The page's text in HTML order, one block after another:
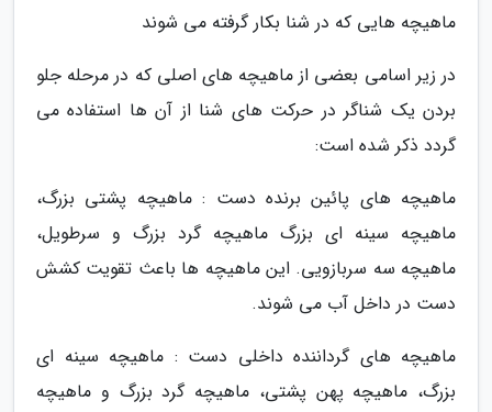
ماهیچه هایی که در شنا بکار گرفته می شوند
در زیر اسامی بعضی از ماهیچه های اصلی که در مرحله جلو
بردن یک شناگر در حرکت های شنا از آن ها استفاده می
گردد ذکر شده است:
ماهیچه های پائین برنده دست : ماهیچه پشتی بزرگ،
ماهیچه سینه ای بزرگ ماهیچه گرد بزرگ و سرطویل،
ماهیچه سه سربازویی. این ماهیچه ها باعث تقویت کشش
دست در داخل آب می شوند.
ماهیچه های گرداننده داخلی دست : ماهیچه سینه ای
بزرگ، ماهیچه پهن پشتی، ماهیچه گرد بزرگ و ماهیچه